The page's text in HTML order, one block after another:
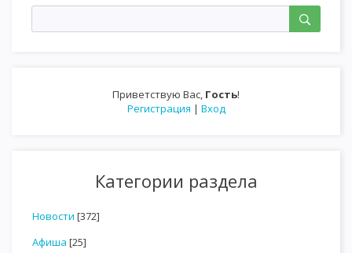
Приветствую Вас, Гость!
Регистрация | Вход
Категории раздела
Новости [372]
Афиша [25]